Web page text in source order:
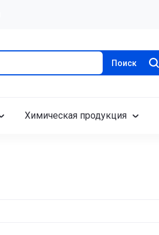
Поиск
Химическая продукция